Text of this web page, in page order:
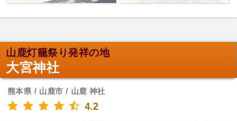
山鹿灯籠祭り発祥の地
大宮神社
熊本県 / 山鹿市 / 山鹿 神社
4.2